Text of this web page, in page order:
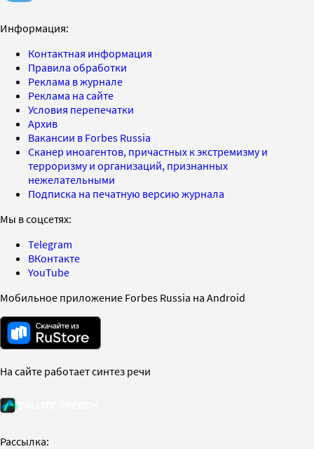
Информация:
Контактная информация
Правила обработки
Реклама в журнале
Реклама на сайте
Условия перепечатки
Архив
Вакансии в Forbes Russia
Сканер иноагентов, причастных к экстремизму и
терроризму и организаций, признанных
нежелательными
Подписка на печатную версию журнала
Мы в соцсетях:
Telegram
ВКонтакте
YouTube
Мобильное приложение Forbes Russia на Android
На сайте работает синтез речи
Рассылка: